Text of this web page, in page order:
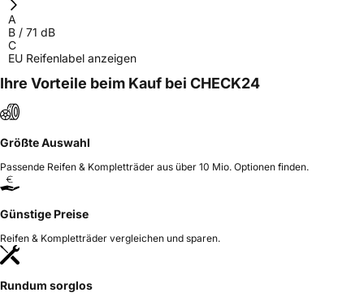
A
B / 71 dB
C
EU Reifenlabel anzeigen
Ihre Vorteile beim Kauf bei CHECK24
Größte Auswahl
Passende Reifen & Kompletträder aus über 10 Mio. Optionen finden.
Günstige Preise
Reifen & Kompletträder vergleichen und sparen.
Rundum sorglos